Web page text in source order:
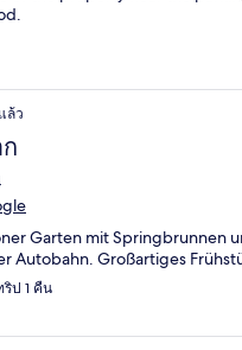
ล้ว
Garten mit Springbrunnen
Autobahn. Großartiges
ริป 1 คืน